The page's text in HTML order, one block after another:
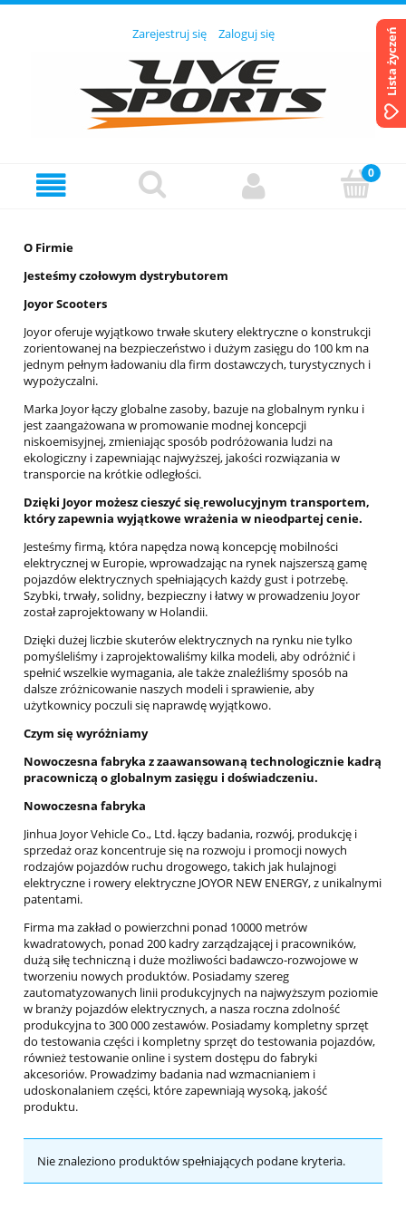
Zarejestruj się Zaloguj się
O Firmie
Jesteśmy czołowym dystrybutorem
Joyor Scooters
Joyor oferuje wyjątkowo trwałe skutery elektryczne o konstrukcji
zorientowanej na bezpieczeństwo i dużym zasięgu do 100 km na
jednym pełnym ładowaniu dla firm dostawczych, turystycznych i
wypożyczalni.
Marka Joyor łączy globalne zasoby, bazuje na globalnym rynku i
jest zaangażowana w promowanie modnej koncepcji
niskoemisyjnej, zmieniając sposób podróżowania ludzi na
ekologiczny i zapewniając najwyższej, jakości rozwiązania w
transporcie na krótkie odległości.
Dzięki Joyor możesz cieszyć się rewolucyjnym transportem,
który zapewnia wyjątkowe wrażenia w nieodpartej cenie.
Jesteśmy firmą, która napędza nową koncepcję mobilności
elektrycznej w Europie, wprowadzając na rynek najszerszą gamę
pojazdów elektrycznych spełniających każdy gust i potrzebę.
Szybki, trwały, solidny, bezpieczny i łatwy w prowadzeniu Joyor
został zaprojektowany w Holandii.
Dzięki dużej liczbie skuterów elektrycznych na rynku nie tylko
pomyśleliśmy i zaprojektowaliśmy kilka modeli, aby odróżnić i
spełnić wszelkie wymagania, ale także znaleźliśmy sposób na
dalsze zróżnicowanie naszych modeli i sprawienie, aby
użytkownicy poczuli się naprawdę wyjątkowo.
Czym się wyróżniamy
Nowoczesna fabryka z zaawansowaną technologicznie kadrą
pracowniczą o globalnym zasięgu i doświadczeniu.
Nowoczesna fabryka
Jinhua Joyor Vehicle Co., Ltd. łączy badania, rozwój, produkcję i
sprzedaż oraz koncentruje się na rozwoju i promocji nowych
rodzajów pojazdów ruchu drogowego, takich jak hulajnogi
elektryczne i rowery elektryczne JOYOR NEW ENERGY, z unikalnymi
patentami.
Firma ma zakład o powierzchni ponad 10000 metrów
kwadratowych, ponad 200 kadry zarządzającej i pracowników,
dużą siłę techniczną i duże możliwości badawczo-rozwojowe w
tworzeniu nowych produktów. Posiadamy szereg
zautomatyzowanych linii produkcyjnych na najwyższym poziomie
w branży pojazdów elektrycznych, a nasza roczna zdolność
produkcyjna to 300 000 zestawów. Posiadamy kompletny sprzęt
do testowania części i kompletny sprzęt do testowania pojazdów,
również testowanie online i system dostępu do fabryki
akcesoriów. Prowadzimy badania nad wzmacnianiem i
udoskonalaniem części, które zapewniają wysoką, jakość
produktu.
Nie znaleziono produktów spełniających podane kryteria.
Lista życzeń